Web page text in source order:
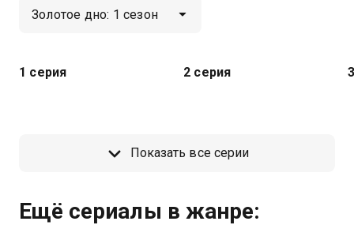
1 серия 2 серия
Показать все серии
Ещё сериалы в жанре: